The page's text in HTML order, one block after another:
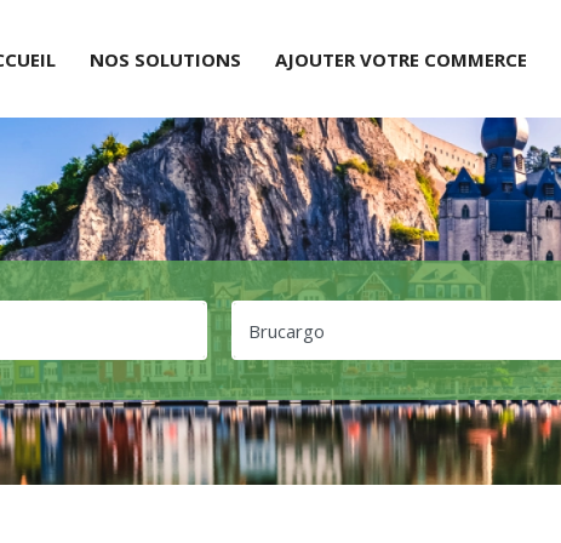
NOS SOLUTIONS AJOUTER VOTRE COMMERCE